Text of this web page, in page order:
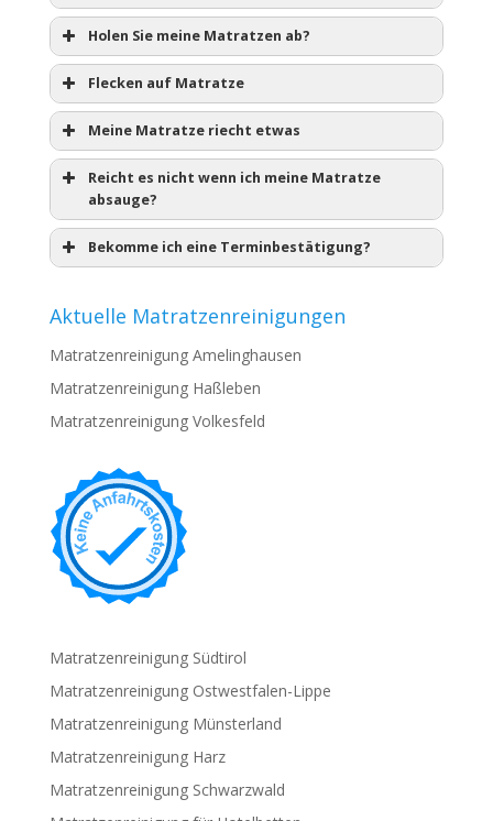
Holen Sie meine Matratzen ab?
Flecken auf Matratze
Meine Matratze riecht etwas
Reicht es nicht wenn ich meine Matratze
absauge?
Bekomme ich eine Terminbestätigung?
Aktuelle Matratzenreinigungen
Matratzenreinigung Amelinghausen
Matratzenreinigung Haßleben
Matratzenreinigung Volkesfeld
Matratzenreinigung Südtirol
Matratzenreinigung Ostwestfalen-Lippe
Matratzenreinigung Münsterland
Matratzenreinigung Harz
Matratzenreinigung Schwarzwald